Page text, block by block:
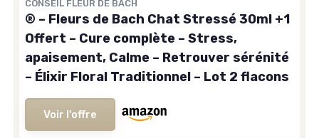
CONSEIL FLEUR DE BACH
® – Fleurs de Bach Chat Stressé 30ml +1
Offert – Cure complète – Stress,
apaisement, Calme – Retrouver sérénité
– Élixir Floral Traditionnel – Lot 2 flacons
Voir l'offre